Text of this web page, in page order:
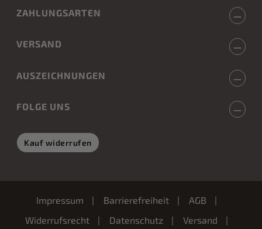
ZAHLUNGSARTEN
VERSAND
AUSZEICHNUNGEN
FOLGE UNS
Kauf widerrufen
Impressum Barrierefreiheit
AGB
Widerrufsrecht
Datenschutz Versand